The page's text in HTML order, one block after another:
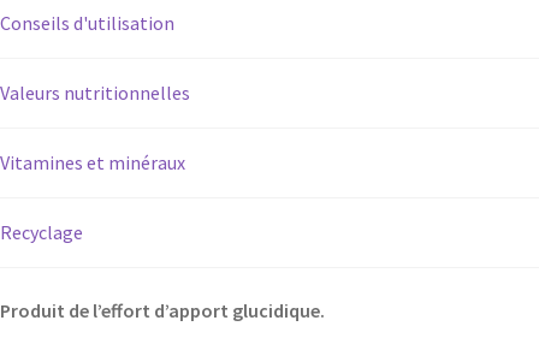
Conseils d'utilisation
Valeurs nutritionnelles
Vitamines et minéraux
Recyclage
Produit de l’effort d’apport glucidique.